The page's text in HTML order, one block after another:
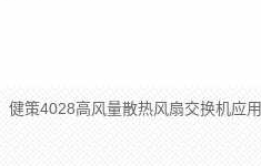
健策4028高风量散热风扇交换机应用